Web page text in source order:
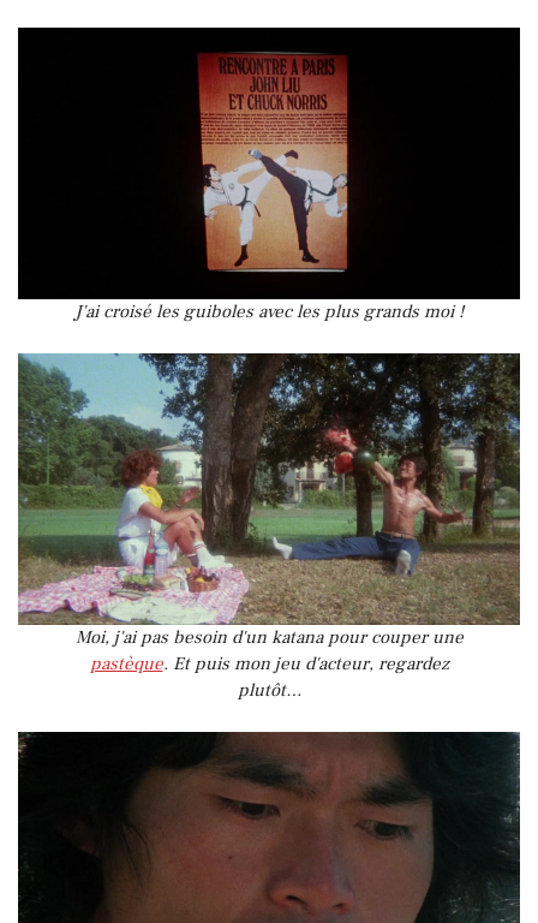
J'ai croisé les guiboles avec les plus grands moi !
Moi, j'ai pas besoin d'un katana pour couper une
pastèque. Et puis mon jeu d'acteur, regardez
plutôt…